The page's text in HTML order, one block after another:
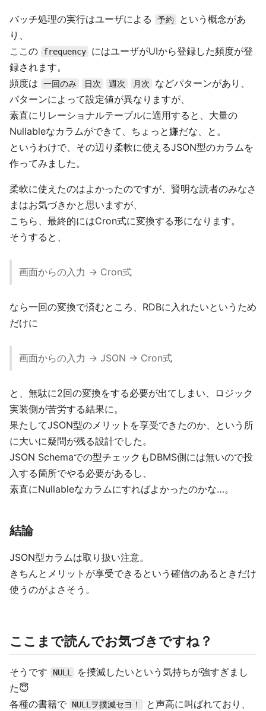
バッチ処理の実行はユーザによる 予約
という概念があ
り、
ここの
frequency
にはユーザがUIから登録した頻度が登
録されます。
頻度は
一回のみ 日次 週次 月次
などパターンがあり、
パターンによって設定値が異なりますが、
素直にリレーショナルテーブルに適用すると、大量の
Nullableなカラムができて、ちょっと嫌だな、と。
というわけで、その辺り柔軟に使えるJSON型のカラムを
作ってみました。
柔軟に使えたのはよかったのですが、賢明な読者のみなさ
まはお気づきかと思いますが、
こちら、最終的にはCron式に変換する形になります。
そうすると、
画面からの入力 -> Cron式
なら一回の変換で済むところ、RDBに入れたいというため
だけに
画面からの入力 -> JSON -> Cron式
と、無駄に2回の変換をする必要が出てしまい、ロジック
実装側が苦労する結果に。
果たしてJSON型のメリットを享受できたのか、という所
に大いに疑問が残る設計でした。
JSON Schemaでの型チェックもDBMS側には無いので投
入する箇所でやる必要があるし、
素直にNullableなカラムにすればよかったのかな…。
結論
JSON型カラムは取り扱い注意。
きちんとメリットが享受できるという確信のあるときだけ
使うのがよさそう。
ここまで読んでお気づきですね？
そうです NULL
を撲滅したいという気持ちが強すぎまし
た😇
各種の書籍で
NULLヲ撲滅セヨ！ と声高に叫ばれており、